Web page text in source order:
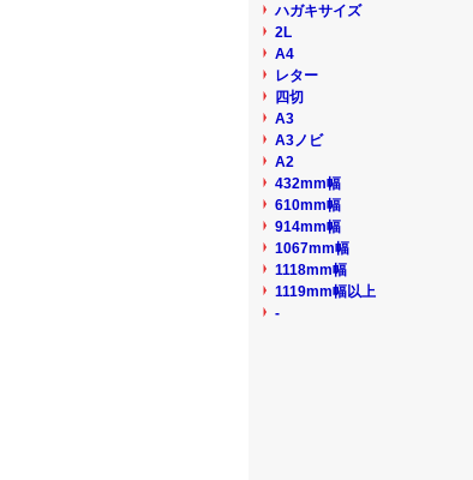
ハガキサイズ
2L
A4
レター
四切
A3
A3ノビ
A2
432mm幅
610mm幅
914mm幅
1067mm幅
1118mm幅
1119mm幅以上
-